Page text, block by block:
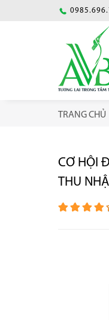
TRANG CHỦ
CƠ HỘI
THU